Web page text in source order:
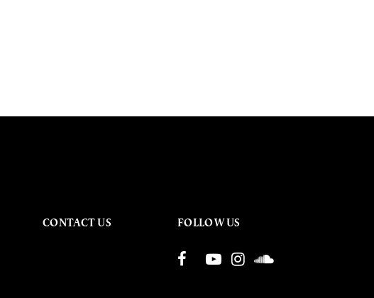
CONTACT US FOLLOW US